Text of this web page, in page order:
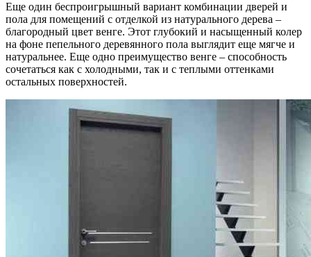
Еще один беспроигрышный вариант комбинации дверей и
пола для помещений с отделкой из натурального дерева –
благородный цвет венге. Этот глубокий и насыщенный колер
на фоне пепельного деревянного пола выглядит еще мягче и
натуральнее. Еще одно преимущество венге – способность
сочетаться как с холодными, так и с теплыми оттенками
остальных поверхностей.